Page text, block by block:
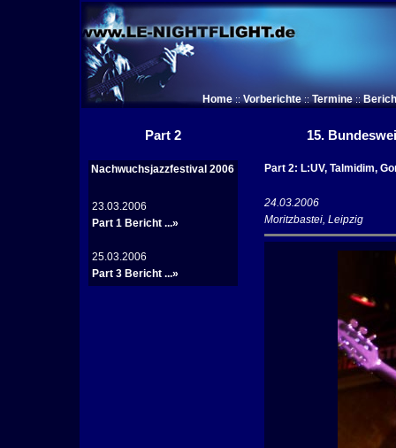
Home:: Vorberichte:: Termine::
Part 2
Nachwuchsjazzfestival 2006
23.03.2006
Part 1 Bericht ...»
25.03.2006
Part 3 Bericht ...»
15.
Part 2: L:UV, Talmidim,
24.03.2006
Moritzbastei, Leipzig